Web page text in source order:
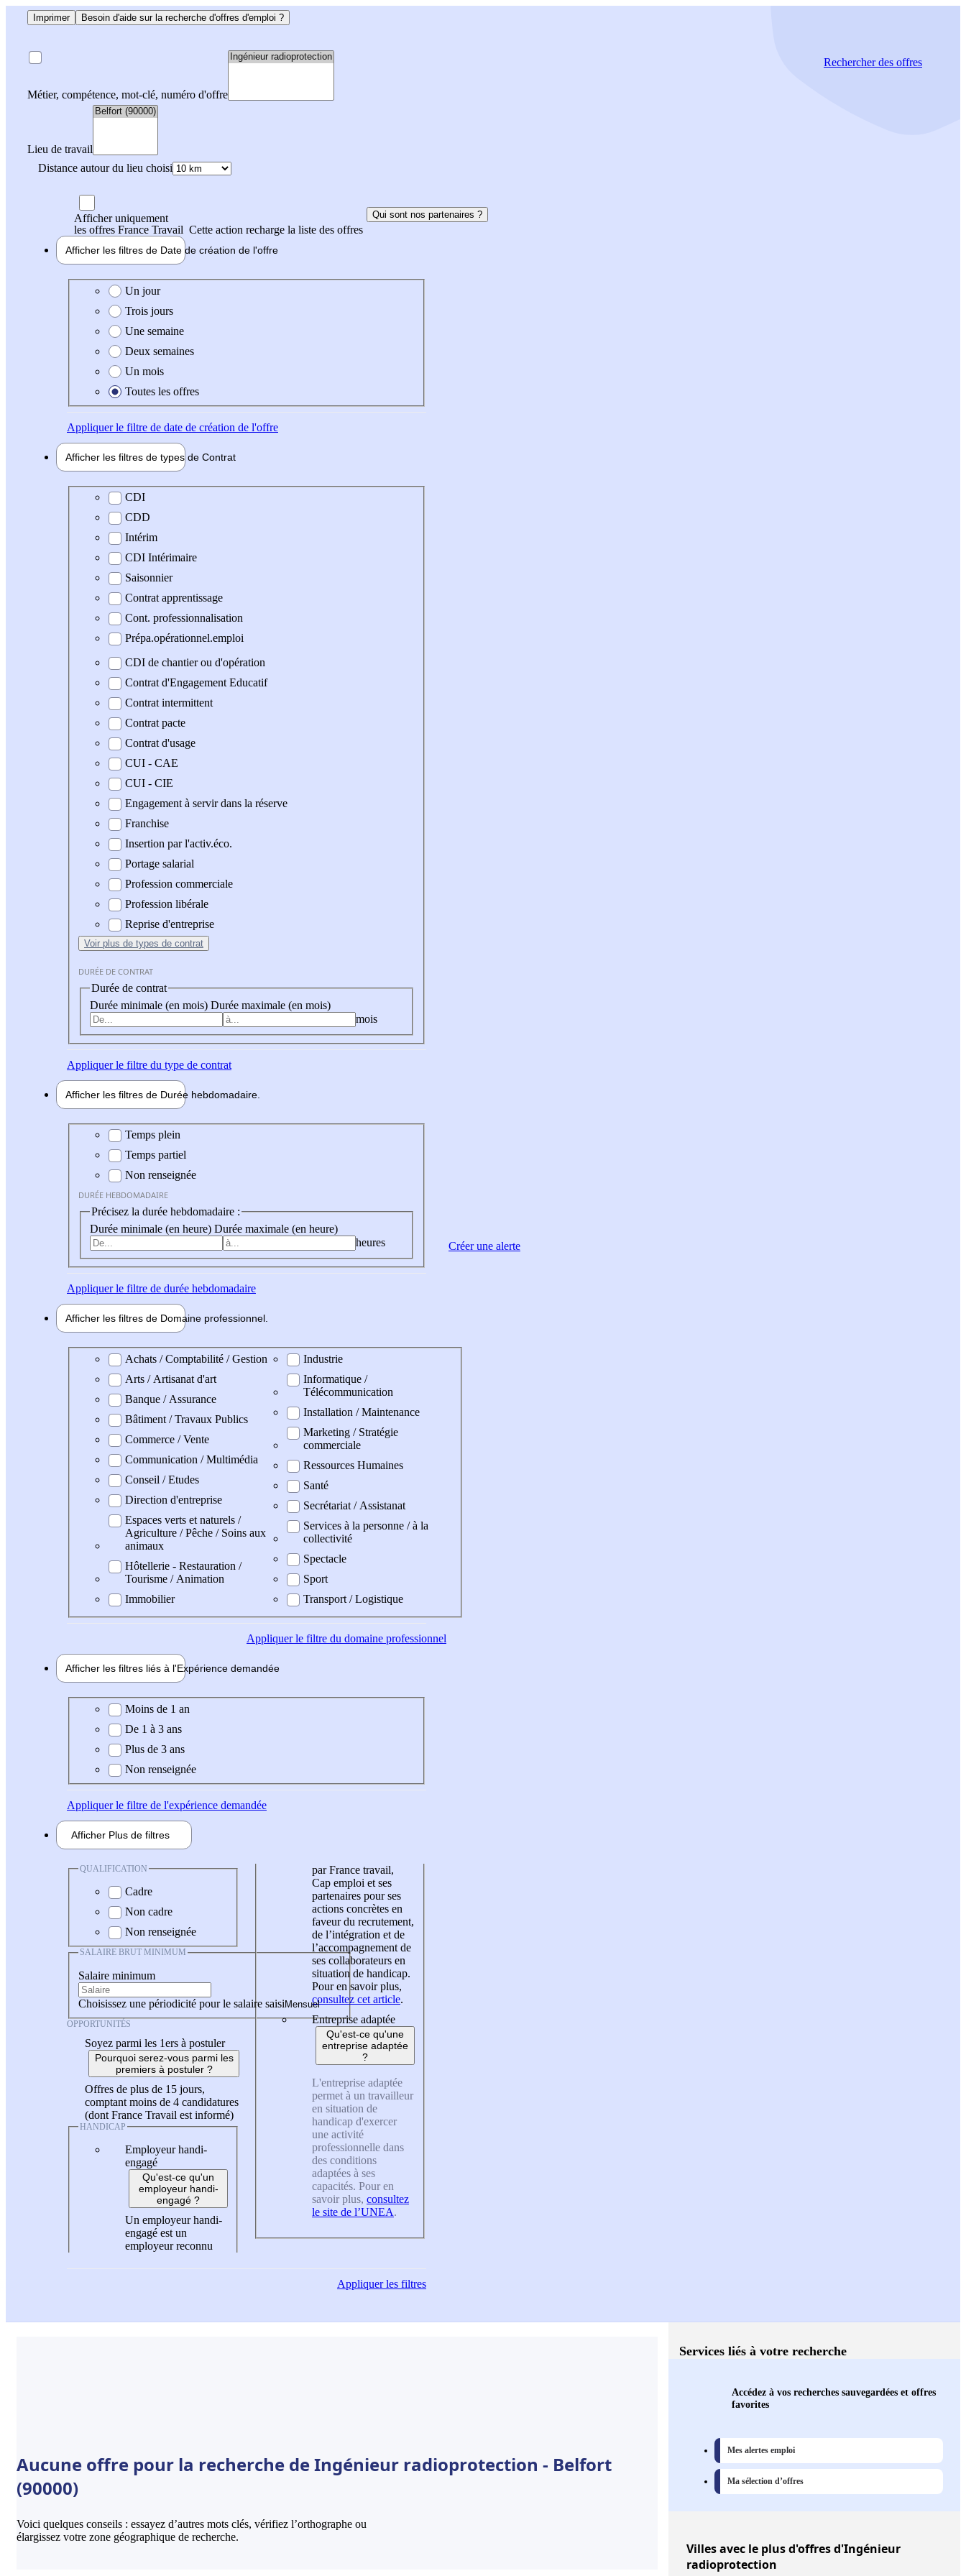
Imprimer Besoin d'aide sur la recherche d'offres d'emploi ?
Métier, compétence, mot-clé, numéro d'offre
Lieu de travail
Distance autour du lieu choisi
Rechercherdes offres
Afficher uniquement
les offres France Travail Cette action recharge la liste des offres
Qui sont nos partenaires ?
Afficher les filtres de Date de création de l'offre
Date de création de l'offre
Un jour
Trois jours
Une semaine
Deux semaines
Un mois
Toutes les offres
Appliquerle filtre de date de création de l'offre
Afficher les filtres de types de Contrat
Type de contrat
CDI
CDD
Intérim
CDI Intérimaire
Saisonnier
Contrat apprentissage
Cont. professionnalisation
Prépa.opérationnel.emploi
CDI de chantier ou d'opération
Contrat d'Engagement Educatif
Contrat intermittent
Contrat pacte
Contrat d'usage
CUI - CAE
CUI - CIE
Engagement à servir dans la réserve
Franchise
Insertion par l'activ.éco.
Portage salarial
Profession commerciale
Profession libérale
Reprise d'entreprise
Voir plus de types de contrat
DURÉE DE CONTRAT
Durée de contrat
Durée minimale (en mois) Durée maximale (en mois)
mois
Appliquerle filtre du type de contrat
Afficher les filtres de Durée hebdomadaire
Durée hebdomadaire
Temps plein
Temps partiel
Non renseignée
DURÉE HEBDOMADAIRE
Précisez la durée hebdomadaire :
Durée minimale (en heure) Durée maximale (en heure)
heures
Appliquerle filtre de durée hebdomadaire
Afficher les filtres de Domaine professionnel
Domaine professionel
Achats / Comptabilité / Gestion
Arts / Artisanat d'art
Banque / Assurance
Bâtiment / Travaux Publics
Commerce / Vente
Communication / Multimédia
Conseil / Etudes
Direction d'entreprise
Espaces verts et naturels /
Agriculture / Pêche / Soins aux
animaux
Hôtellerie - Restauration /
Tourisme / Animation
Immobilier
Industrie
Informatique /
Télécommunication
Installation / Maintenance
Marketing / Stratégie
commerciale
Ressources Humaines
Santé
Secrétariat / Assistanat
Services à la personne / à la
collectivité
Spectacle
Sport
Transport / Logistique
Appliquerle filtre du domaine professionnel
Afficher les filtres liés à l'Expérience demandée
Expérience demandée
Moins de 1 an
De 1 à 3 ans
Plus de 3 ans
Non renseignée
Appliquerle filtre de l'expérience demandée
Afficher Plus de filtres
QUALIFICATION
Cadre
Non cadre
Non renseignée
SALAIRE BRUT MINIMUM
Salaire minimum
Choisissez une périodicité pour le salaire saisi
OPPORTUNITÉS
Soyez parmi les 1ers à postuler
Pourquoi serez-vous parmi les
premiers à postuler ?
Offres de plus de 15 jours,
comptant moins de 4 candidatures
(dont France Travail est informé)
HANDICAP
Employeur handi-
engagé
Qu'est-ce qu'un
employeur handi-
engagé ?
Un employeur handi-
engagé est un
employeur reconnu
par France travail,
Cap emploi et ses
partenaires pour ses
actions concrètes en
faveur du recrutement,
de l’intégration et de
l’accompagnement de
ses collaborateurs en
situation de handicap.
Pour en savoir plus,
consultez cet article.
Entreprise adaptée
Qu'est-ce qu'une
entreprise adaptée
?
L'entreprise adaptée
permet à un travailleur
en situation de
handicap d'exercer
une activité
professionnelle dans
des conditions
adaptées à ses
capacités. Pour en
savoir plus, consultez
le site de l’UNEA.
Appliquerles filtres
Créer une alerte
Aucune offre pour la recherche de Ingénieur radioprotection - Belfort
(90000)
Voici quelques conseils : essayez d’autres mots clés, vérifiez l’orthographe ou
élargissez votre zone géographique de recherche.
Services liés à votre recherche
Accédez à vos recherches sauvegardées et offres
favorites
Mes alertes emploi
Ma sélection d’offres
Villesavec le plus d'offres d'Ingénieur
radioprotection